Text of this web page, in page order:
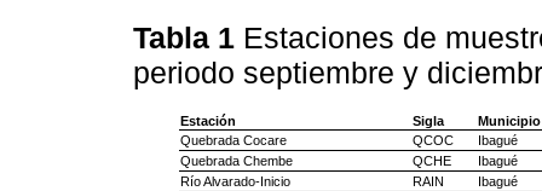
Tabla 1 Estaciones de
periodo septiembre y
Estación Sigla
Municipio
Quebrada Cocare
QCOC
Ibagué
Quebrada Chembe
QCHE
Ibagué
Río Alvarado-Inicio
RAIN
Ibagué